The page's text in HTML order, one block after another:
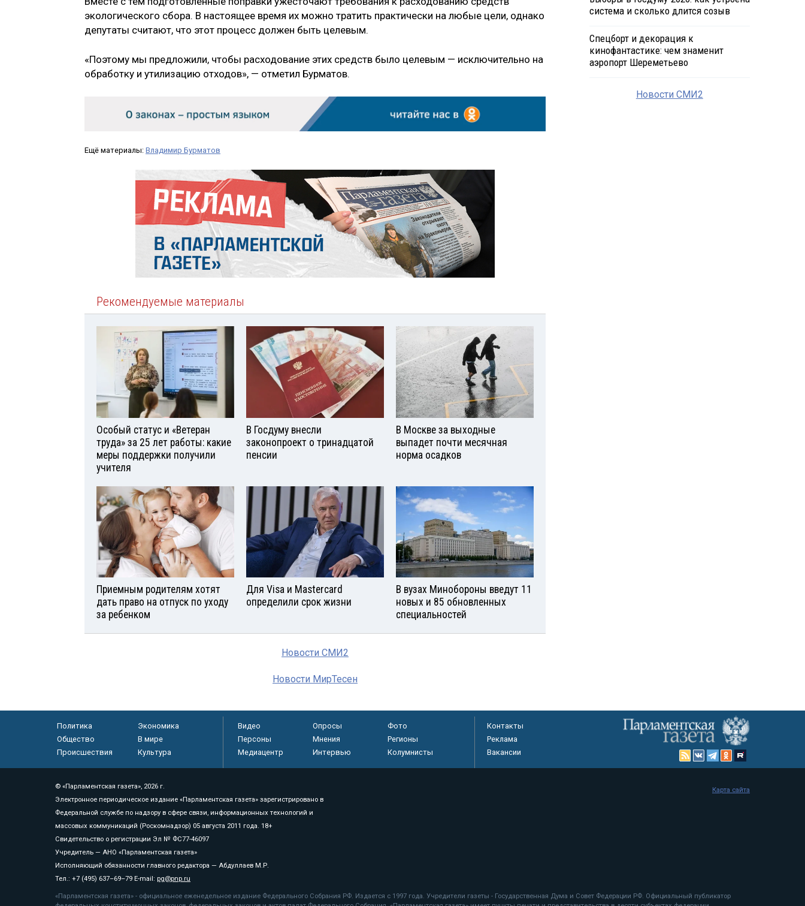
экологического сбора. В настоящее время их можно тратить практически на любые цели, однако
депутаты считают, что этот процесс должен быть целевым.
«Поэтому мы предложили, чтобы расходование этих средств было целевым — исключительно на
обработку и утилизацию отходов», — отметил Бурматов.
Ещё материалы: Владимир Бурматов
Рекомендуемые материалы
Особый статус и «Ветеран
труда» за 25 лет работы: какие
меры поддержки получили
учителя
В Госдуму внесли
законопроект о тринадцатой
пенсии
В Москве за выходные
выпадет почти месячная
норма осадков
Приемным родителям хотят
дать право на отпуск по уходу
за ребенком
Для Visа и Mastercard
определили срок жизни
В вузах Минобороны введут 11
новых и 85 обновленных
специальностей
Новости СМИ2
Новости МирТесен
система и сколько длится созыв
Спецборт и декорация к
кинофантастике: чем знаменит
аэропорт Шереметьево
Новости СМИ2
Политика
Экономика
Общество
В мире
Происшествия
Культура
Видео Опросы
Фото
Персоны
Мнения
Регионы
Медиацентр
Интервью Колумнисты
Контакты
Реклама
Вакансии
© «Парламентская газета», 2026 г.
Электронное периодическое издание «Парламентская газета» зарегистрировано в
Федеральной службе по надзору в сфере связи, информационных технологий и
массовых коммуникаций (Роскомнадзор) 05 августа 2011 года. 18+
Свидетельство о регистрации Эл № ФС77-46097
Учредитель — АНО «Парламентская газета»
Исполняющий обязанности главного редактора — Абдуллаев М.Р.
Тел.: +7 (495) 637–69–79 E-mail: pg@pnp.ru
«Парламентская газета» - официальное еженедельное издание Федерального Собрания РФ. Издается с 1997 года. Учредители газеты - Государственная Дума и Совет Федерации РФ. Официальный публикатор
Карта сайта